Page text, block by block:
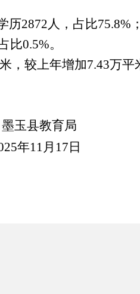
历2872人，占比75.8%
比0.5%。
，较上年增加7.43万平
墨玉县教育局
年11月17日